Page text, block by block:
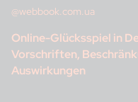
@webbook.com.ua
Online-Glücksspiel in
Vorschriften,
Auswirkungen